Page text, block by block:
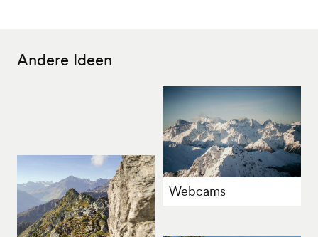
Andere Ideen
Webcams